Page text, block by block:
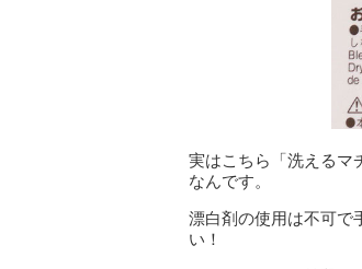
実はこちら「洗えるマ
なんです。
漂白剤の使用は不可で
い！